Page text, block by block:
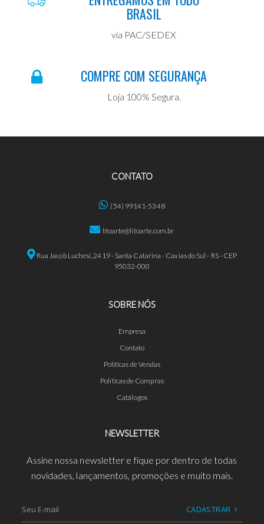
BRASIL
via PAC/SEDEX
COMPRE COM SEGURANÇA
Loja 100% Segura.
CONTATO
(54) 99141-5348
litoarte@litoarte.com.br
Rua Jacob Luchesi, 2419 - Santa Catarina - Caxias do Sul - RS - CEP
95032-000
SOBRE NÓS
Empresa
Contato
Políticas de Vendas
Políticas de Compras
Catálogos
NEWSLETTER
Assine nossa newsletter e fique por dentro de todas
novidades, lançamentos, promoções e muito mais.
CADASTRAR